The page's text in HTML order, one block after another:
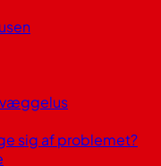
væggelus
sig af problemet?